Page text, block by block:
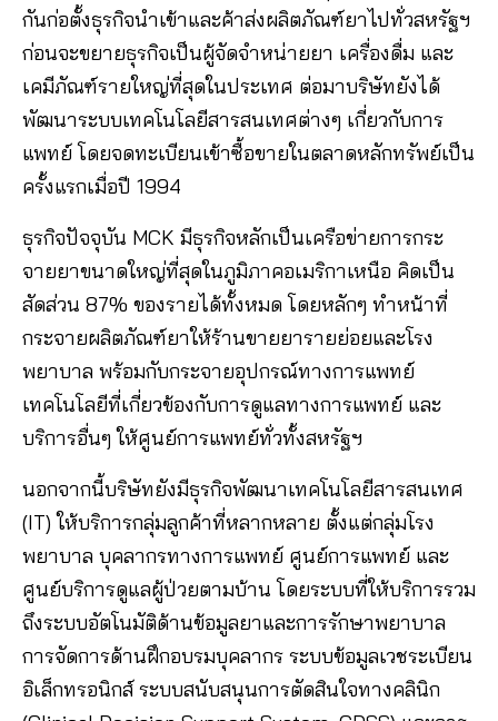
กันก่อตั้งธุรกิจนำเข้าและค้าส่งผลิตภัณฑ์ยาไปทั่วสหรัฐฯ
ก่อนจะขยายธุรกิจเป็นผู้จัดจำหน่ายยา เครื่องดื่ม และ
เคมีภัณฑ์รายใหญ่ที่สุดในประเทศ ต่อมาบริษัทยังได้
พัฒนาระบบเทคโนโลยีสารสนเทศต่างๆ เกี่ยวกับการ
แพทย์ โดยจดทะเบียนเข้าซื้อขายในตลาดหลักทรัพย์เป็น
ครั้งแรกเมื่อปี 1994
ธุรกิจปัจจุบัน MCK มีธุรกิจหลักเป็นเครือข่ายการกระ
จายยาขนาดใหญ่ที่สุดในภูมิภาคอเมริกาเหนือ คิดเป็น
สัดส่วน 87% ของรายได้ทั้งหมด โดยหลักๆ ทำหน้าที่
กระจายผลิตภัณฑ์ยาให้ร้านขายยารายย่อยและโรง
พยาบาล พร้อมกับกระจายอุปกรณ์ทางการแพทย์
เทคโนโลยีที่เกี่ยวข้องกับการดูแลทางการแพทย์ และ
บริการอื่นๆ ให้ศูนย์การแพทย์ทั่วทั้งสหรัฐฯ
นอกจากนี้บริษัทยังมีธุรกิจพัฒนาเทคโนโลยีสารสนเทศ
(IT) ให้บริการกลุ่มลูกค้าที่หลากหลาย ตั้งแต่กลุ่มโรง
พยาบาล บุคลากรทางการแพทย์ ศูนย์การแพทย์ และ
ศูนย์บริการดูแลผู้ป่วยตามบ้าน โดยระบบที่ให้บริการรวม
ถึงระบบอัตโนมัติด้านข้อมูลยาและการรักษาพยาบาล
การจัดการด้านฝึกอบรมบุคลากร ระบบข้อมูลเวชระเบียน
อิเล็กทรอนิกส์ ระบบสนับสนุนการตัดสินใจทางคลินิก